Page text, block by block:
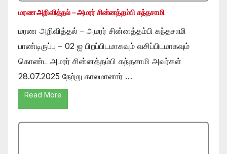
மரண அறிவித்தல் – அமரர் சின்னத்தம்பி கந்தசாமி
மரண அறிவித்தல் – அமரர் சின்னத்தம்பி கந்தசாமி
பாண்டிருப்பு – 02 ஐ பிறப்பிடமாகவும் வசிப்பிடமாகவும்
கொண்ட அமரர் சின்னத்தம்பி கந்தசாமி அவர்கள்
28.07.2025 நேற்று காலமானார் …
Read More